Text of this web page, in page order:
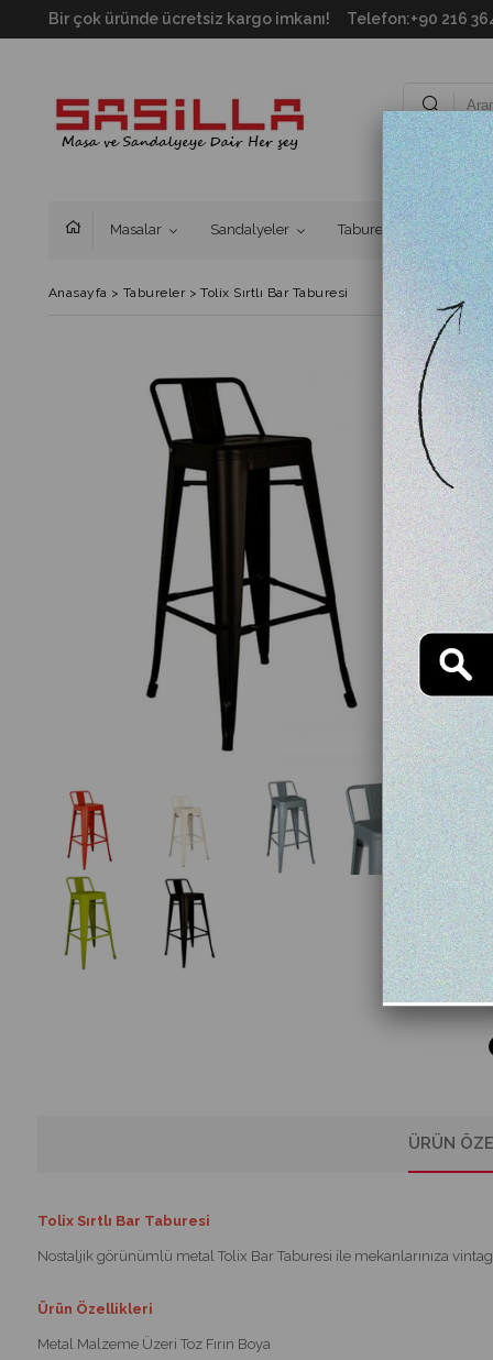
Bir çok üründe ücretsiz kargo imkanı! Telefon:+90 216
Masalar Sandalyeler Tabureler Tablalar
Anasayfa > Tabureler> Tolix Sırtlı Bar Taburesi
ÜRÜN
Tolix Sırtlı Bar Taburesi
Nostaljik görünümlü metal Tolix Bar Taburesi ile mekanlarınıza
Ürün Özellikleri
Metal Malzeme Üzeri Toz Fırın Boya